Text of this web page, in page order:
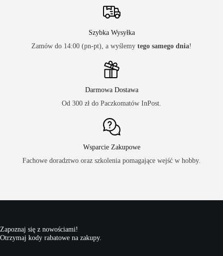
Szybka Wysyłka
Zamów do 14:00 (pn-pt), a wyślemy tego samego dnia!
Darmowa Dostawa
Od 300 zł do Paczkomatów InPost.
Wsparcie Zakupowe
Fachowe doradztwo oraz szkolenia pomagające wejść w hobby.
Zapoznaj się z nowościami!
Otrzymaj kody rabatowe na zakupy.